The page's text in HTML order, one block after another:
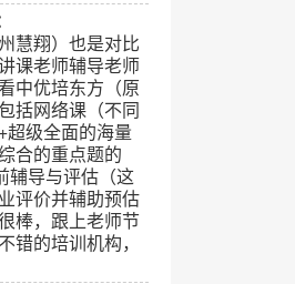
慧翔）也是对比
课老师辅导老师
中优培东方（原
括网络课（不同
超级全面的海量
合的重点题的
辅导与评估（这
评价并辅助预估
棒，跟上老师节
错的培训机构，